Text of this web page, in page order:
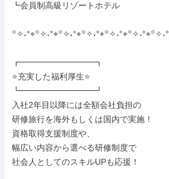
┗会員制高級リゾートホテル
꙳✧˖°⌖꙳✧˖°⌖꙳✧˖°⌖꙳✧˖°⌖꙳✧˖°⌖꙳✧˖°⌖꙳✧˖°
┏━━━━━━━━━┓
⭐充実した福利厚生⭐
┗━━━━━━━━━┛
入社2年目以降には全額会社負担の
研修旅行を海外もしくは国内で実施！
資格取得支援制度や、
幅広い内容から選べる研修制度で
社会人としてのスキルUPも応援！